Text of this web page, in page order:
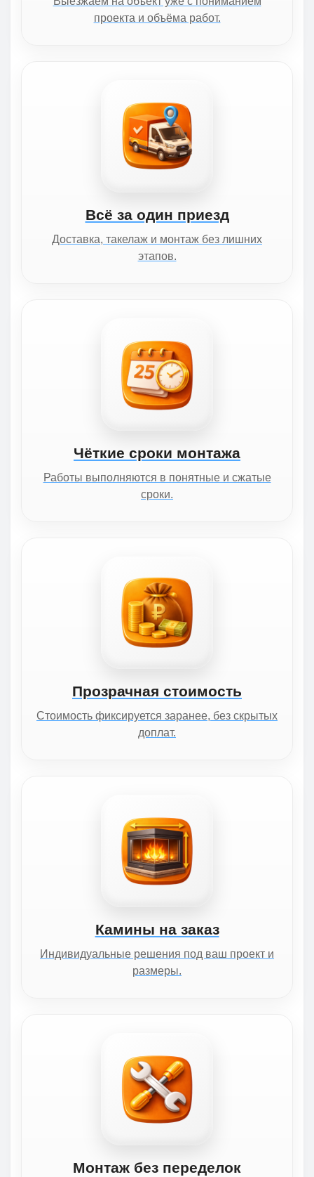
проекта и объёма работ.
Всё за один приезд
Доставка, такелаж и монтаж без лишних
этапов.
Чёткие сроки монтажа
Работы выполняются в понятные и сжатые
сроки.
Прозрачная стоимость
Стоимость фиксируется заранее, без скрытых
доплат.
Камины на заказ
Индивидуальные решения под ваш проект и
размеры.
Монтаж без переделок